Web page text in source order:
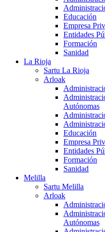
Educación
Empresa
Entidades
Formación
Sanidad
La Rioja
Sartu La Rioja
Arloak
Autónomas
Educación
Empresa
Entidades
Formación
Sanidad
Melilla
Sartu Melilla
Arloak
Autónomas